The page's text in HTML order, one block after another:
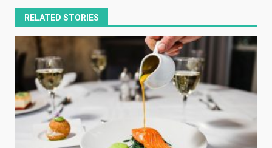
RELATED STORIES